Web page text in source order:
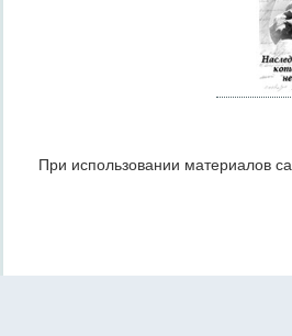
При использовании материалов